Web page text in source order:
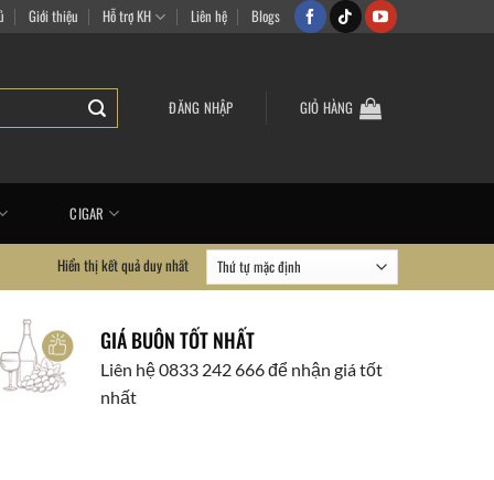
sắm vui vẻ
Giới thiệu Hỗ trợ KH Liên hệ Blogs
ĐĂNG NHẬP GIỎ HÀNG
CIGAR
Hiển thị kết quả duy nhất
GIÁ BUÔN TỐT NHẤT
Liên hệ 0833 242 666 để nhận giá tốt
nhất